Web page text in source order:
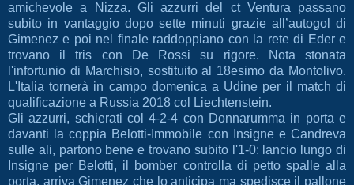
amichevole a Nizza. Gli azzurri del ct Ventura passano
subito in vantaggio dopo sette minuti grazie all’autogol di
Gimenez e poi nel finale raddoppiano con la rete di Eder e
trovano il tris con De Rossi su rigore. Nota stonata
l'infortunio di Marchisio, sostituito al 18esimo da Montolivo.
L'Italia tornerà in campo domenica a Udine per il match di
qualificazione a Russia 2018 col Liechtenstein.
Gli azzurri, schierati col 4-2-4 con Donnarumma in porta e
davanti la coppia Belotti-Immobile con Insigne e Candreva
sulle ali, partono bene e trovano subito l'1-0: lancio lungo di
Insigne per Belotti, il bomber controlla di petto spalle alla
porta, arriva Gimenez che lo anticipa ma spedisce il pallone